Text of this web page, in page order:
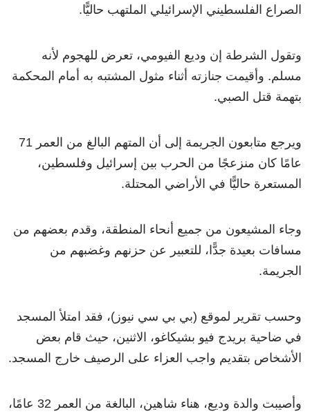
الصراع الفلسطيني الإسرائيلي الملتهب حاليًّا.
وتقول الشرطة إن وديع الفيومي، تعرض للهجوم لأنه
مسلم. وأقيمت جنازته أثناء مثول المشتبه به أمام المحكمة
بتهمة قتل الصبي.
ويرجع متابعون الجريمة إلى أن المتهم البالغ من العمر 71
عامًا كان منزعجًا من الحرب بين إسرائيل وفلسطين،
المستعرة حاليًّا في الأراضي المحتلة.
وجاء المشيعون من جميع أنحاء المنطقة، وقدم بعضهم من
مسافات بعيدة جدًّا، للتعبير عن حزنهم وغضبهم من
الجريمة.
وحسب تقرير لموقع (بي بي سي نيوز)، فقد امتلأ المسجد
في ضاحية بريدج فيو بشيكاغو، الاثنين، حيث قام بعض
الأشخاص بتقديم واجب العزاء على الرصيف خارج المسجد.
وأصيبت والدة وديع، هناء شاهين، البالغة من العمر 32 عامًا،